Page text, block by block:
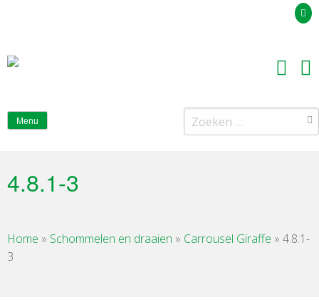
Menu
Zoeken
naar:
4.8.1-3
Home » Schommelen en draaien » Carrousel Giraffe » 4.8.1-
3